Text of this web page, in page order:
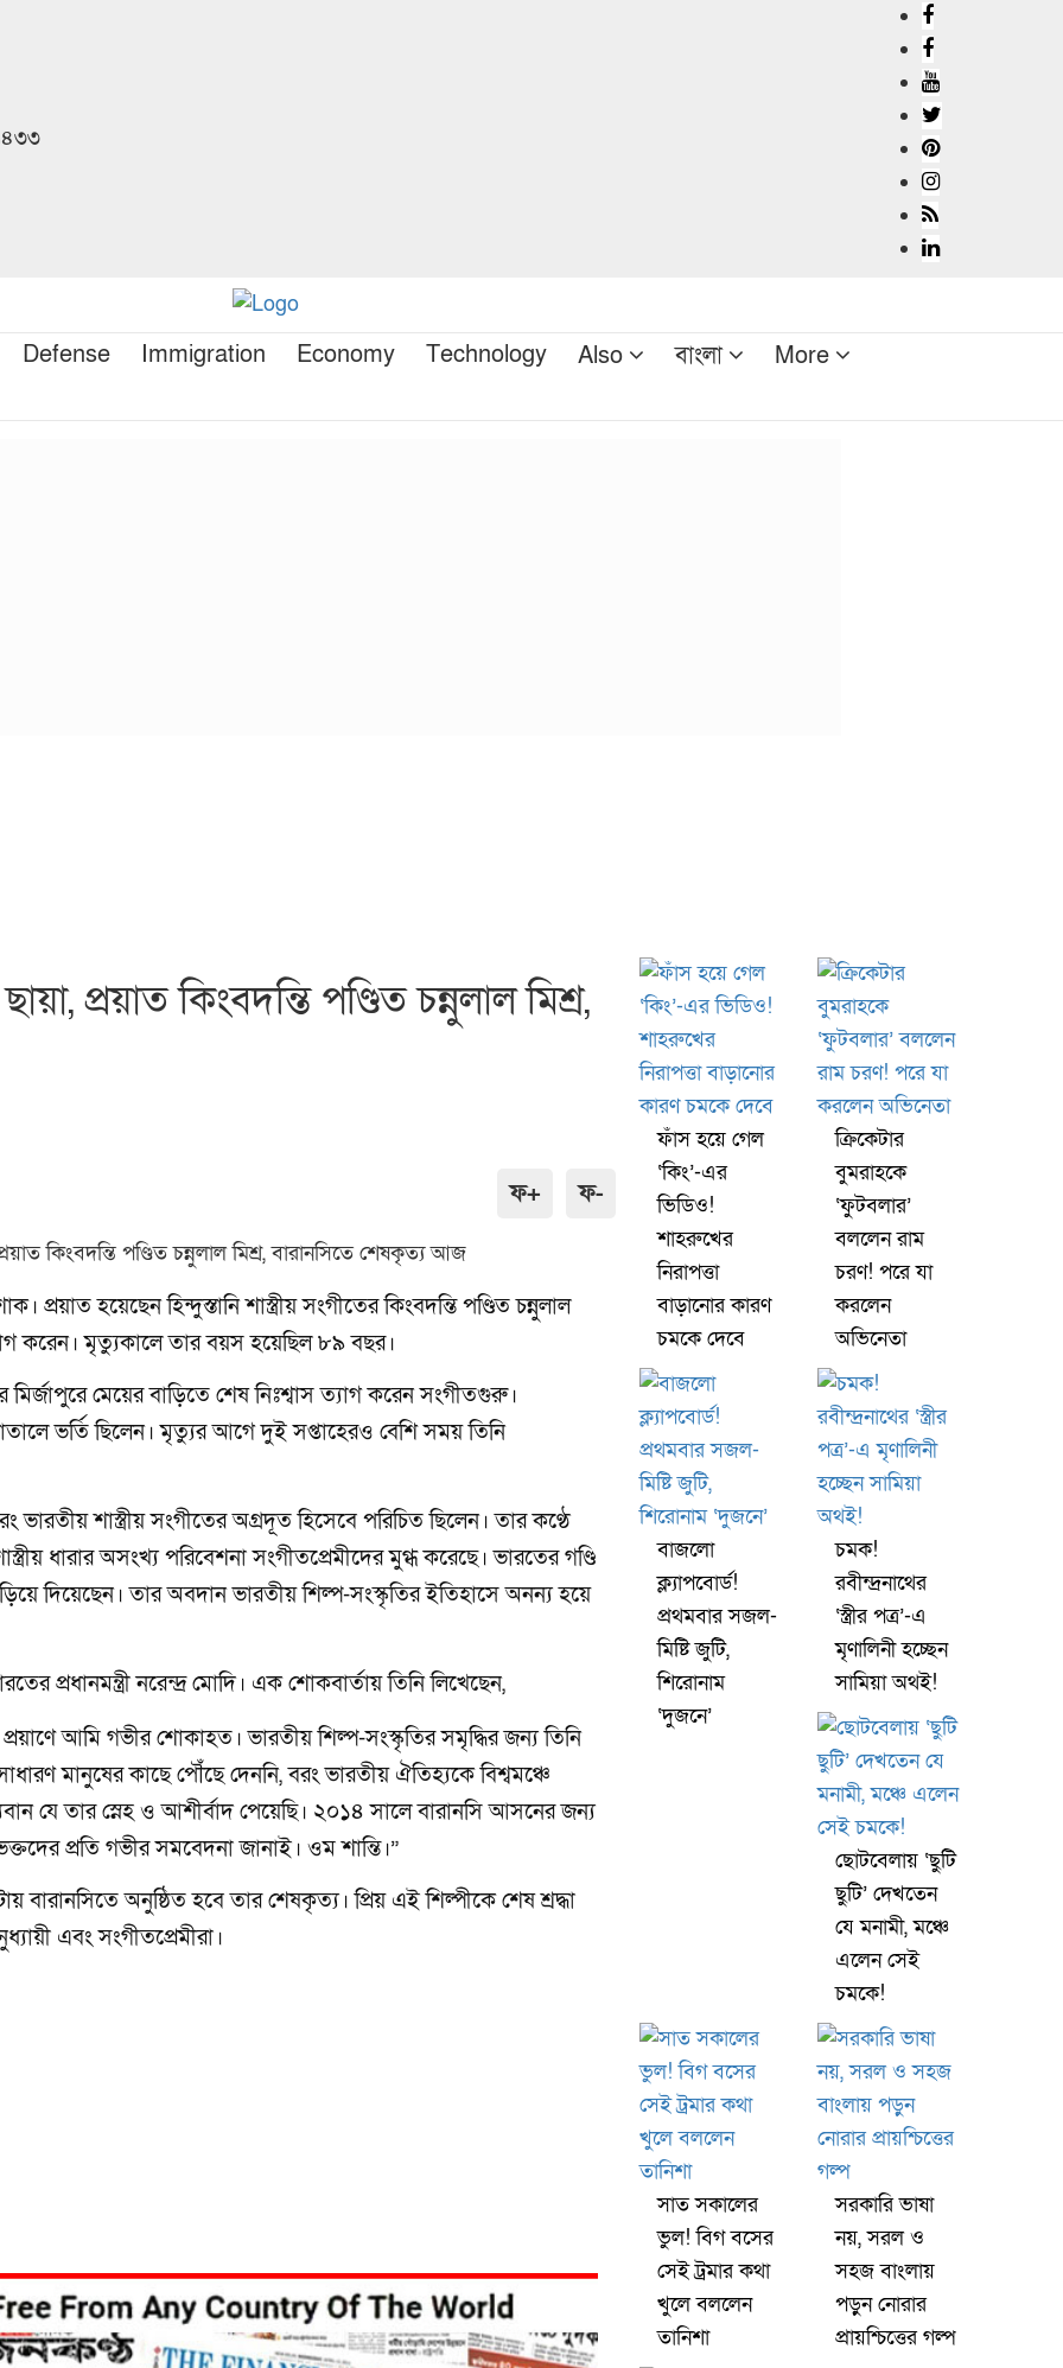
Defense Immigration Economy Technology Also বাংলা
More
প্রয়াত কিংবদন্তি পণ্ডিত চন্নুলাল মিশ্র,
ফ+ ফ-
হয়েছেন হিন্দুস্তানি শাস্ত্রীয় সংগীতের কিংবদন্তি পণ্ডিত চন্নুলাল
করেন। মৃত্যুকালে তার বয়স হয়েছিল ৮৯ বছর।
মির্জাপুরে মেয়ের বাড়িতে শেষ নিঃশ্বাস ত্যাগ করেন সংগীতগুরু।
ভর্তি ছিলেন। মৃত্যুর আগে দুই সপ্তাহেরও বেশি সময় তিনি
শাস্ত্রীয় সংগীতের অগ্রদূত হিসেবে পরিচিত ছিলেন। তার কণ্ঠে
ধারার অসংখ্য পরিবেশনা সংগীতপ্রেমীদের মুগ্ধ করেছে। ভারতের গণ্ডি
দিয়েছেন। তার অবদান ভারতীয় শিল্প-সংস্কৃতির ইতিহাসে অনন্য হয়ে
প্রধানমন্ত্রী নরেন্দ্র মোদি। এক শোকবার্তায় তিনি লিখেছেন,
প্রয়াণে আমি গভীর শোকাহত। ভারতীয় শিল্প-সংস্কৃতির সমৃদ্ধির জন্য তিনি
মানুষের কাছে পৌঁছে দেননি, বরং ভারতীয় ঐতিহ্যকে বিশ্বমঞ্চে
যে তার স্নেহ ও আশীর্বাদ পেয়েছি। ২০১৪ সালে বারানসি আসনের জন্য
প্রতি গভীর সমবেদনা জানাই। ওম শান্তি।”
অনুষ্ঠিত হবে তার শেষকৃত্য। প্রিয় এই শিল্পীকে শেষ শ্রদ্ধা
এবং সংগীতপ্রেমীরা।
ফাঁস হয়ে গেল
‘কিং’-এর
ভিডিও!
শাহরুখের
নিরাপত্তা
বাড়ানোর কারণ
চমকে দেবে
ক্রিকেটার
বুমরাহকে
‘ফুটবলার’
বললেন রাম
চরণ! পরে যা
করলেন
অভিনেতা
বাজলো
ক্ল্যাপবোর্ড!
প্রথমবার সজল-
মিষ্টি জুটি,
শিরোনাম
‘দুজনে’
চমক!
রবীন্দ্রনাথের
‘স্ত্রীর পত্র’-এ
মৃণালিনী হচ্ছেন
সামিয়া অথই!
ছোটবেলায় ‘ছুটি
ছুটি’ দেখতেন
যে মনামী, মঞ্চে
এলেন সেই
চমকে!
সাত সকালের
ভুল! বিগ বসের
সেই ট্রমার কথা
খুলে বললেন
তানিশা
সরকারি ভাষা
নয়, সরল ও
সহজ বাংলায়
পড়ুন নোরার
প্রায়শ্চিত্তের গল্প